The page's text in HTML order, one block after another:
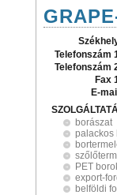
Telefonszám
Telefonszám
Fax
E-
borászat
palackos
PET
export-
belföldi